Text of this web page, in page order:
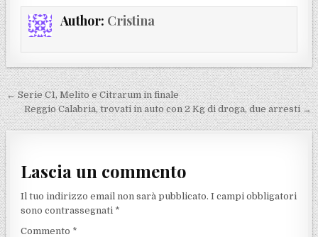
Author: Cristina
Navigazione articoli
← Serie C1, Melito e Citrarum in finale
Reggio Calabria, trovati in auto con 2 Kg di droga, due arresti →
Lascia un commento
Il tuo indirizzo email non sarà pubblicato. I campi obbligatori
sono contrassegnati *
Commento *